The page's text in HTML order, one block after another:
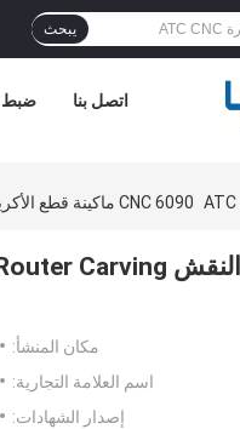
يبحث
ضبط اتصل بنا
6090 CNC ماكينة قطع الأكريليك النقش ATC Wood CNC Router Carving
مكان المنشأ:
اسم العلامة التجارية:
إصدار الشهادات: